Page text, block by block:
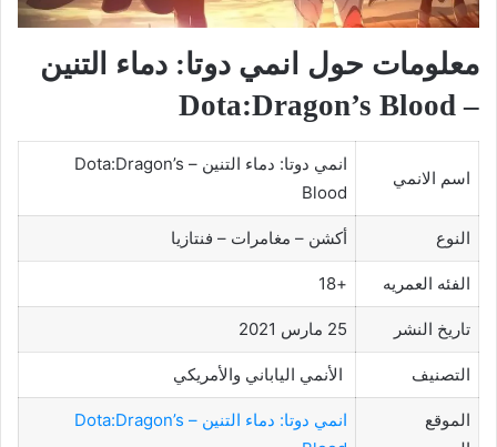
معلومات حول انمي دوتا: دماء التنين
– Dota:Dragon’s Blood
اسم الانمي
انمي دوتا: دماء التنين – Dota:Dragon’s
Blood
النوع أكشن – مغامرات – فنتازيا
الفئه العمريه +18
تاريخ النشر 25 مارس 2021
التصنيف الأنمي الياباني والأمريكي
الموقع
انمي دوتا: دماء التنين – Dota:Dragon’s